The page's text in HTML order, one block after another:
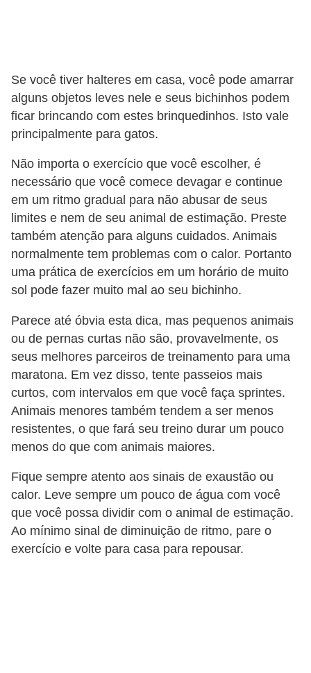
Se você tiver halteres em casa, você pode amarrar
alguns objetos leves nele e seus bichinhos podem
ficar brincando com estes brinquedinhos. Isto vale
principalmente para gatos.
Não importa o exercício que você escolher, é
necessário que você comece devagar e continue
em um ritmo gradual para não abusar de seus
limites e nem de seu animal de estimação. Preste
também atenção para alguns cuidados. Animais
normalmente tem problemas com o calor. Portanto
uma prática de exercícios em um horário de muito
sol pode fazer muito mal ao seu bichinho.
Parece até óbvia esta dica, mas pequenos animais
ou de pernas curtas não são, provavelmente, os
seus melhores parceiros de treinamento para uma
maratona. Em vez disso, tente passeios mais
curtos, com intervalos em que você faça sprintes.
Animais menores também tendem a ser menos
resistentes, o que fará seu treino durar um pouco
menos do que com animais maiores.
Fique sempre atento aos sinais de exaustão ou
calor. Leve sempre um pouco de água com você
que você possa dividir com o animal de estimação.
Ao mínimo sinal de diminuição de ritmo, pare o
exercício e volte para casa para repousar.
ã
e
s
c
a
c
o
r
r
s
e
c
a
n
i
o
s
G
a